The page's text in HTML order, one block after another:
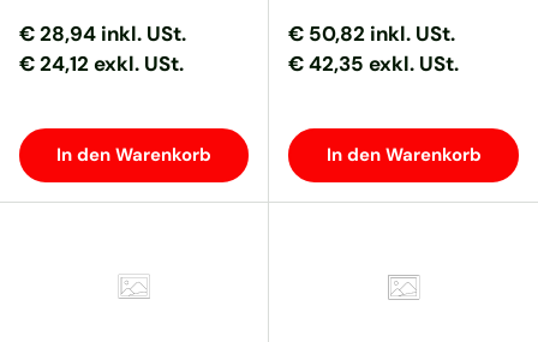
Normaler Preis
Normaler Preis
€ 28,94 inkl. USt.
€ 24,12 exkl. USt.
In den Warenkorb
Normaler Preis
Normaler Preis
€ 50,82 inkl. USt.
€ 42,35 exkl. USt.
In den Warenkorb